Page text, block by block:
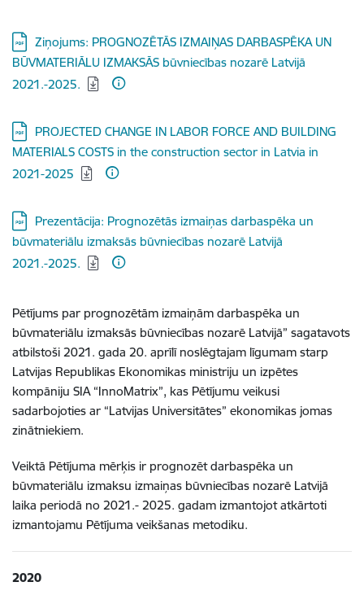
Lejupielādēt:
Ziņojums: PROGNOZĒTĀS IZMAIŅAS DARBASPĒKA UN
BŪVMATERIĀLU IZMAKSĀS būvniecības nozarē Latvijā
2021.-2025.
Lejupielādēt:
PROJECTED CHANGE IN LABOR FORCE AND BUILDING
MATERIALS COSTS in the construction sector in Latvia in
2021-2025
Lejupielādēt:
Prezentācija: Prognozētās izmaiņas darbaspēka un
būvmateriālu izmaksās būvniecības nozarē Latvijā
2021.-2025.
Pētījums par prognozētām izmaiņām darbaspēka un
būvmateriālu izmaksās būvniecības nozarē Latvijā” sagatavots
atbilstoši 2021. gada 20. aprīlī noslēgtajam līgumam starp
Latvijas Republikas Ekonomikas ministriju un izpētes
kompāniju SIA “InnoMatrix”, kas Pētījumu veikusi
sadarbojoties ar “Latvijas Universitātes” ekonomikas jomas
zinātniekiem.
Veiktā Pētījuma mērķis ir prognozēt darbaspēka un
būvmateriālu izmaksu izmaiņas būvniecības nozarē Latvijā
laika periodā no 2021.- 2025. gadam izmantojot atkārtoti
izmantojamu Pētījuma veikšanas metodiku.
2020